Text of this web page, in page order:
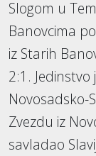
Slogom u
Banovcima
iz Starih
2:1.
Novosadsko-
Zvezdu iz
savladao